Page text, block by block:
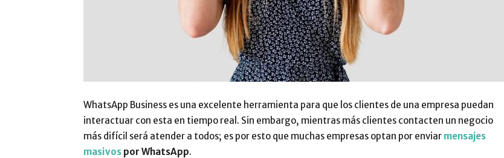
Impulsa
WhatsApp Business es una excelente herramienta para que los clientes de una empresa puedan
interactuar con esta en tiempo real. Sin embargo, mientras más clientes contacten un negocio
más difícil será atender a todos; es por esto que muchas empresas optan por enviar mensajes
masivos por WhatsApp.